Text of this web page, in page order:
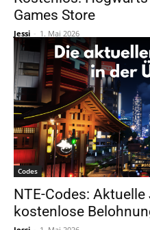
Games Store
Jessi - 1. Mai 2026
Codes
NTE-Codes:
kostenlose